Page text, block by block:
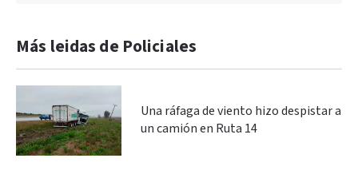
Más leidas de Policiales
Una ráfaga de viento hizo despistar a
un camión en Ruta 14